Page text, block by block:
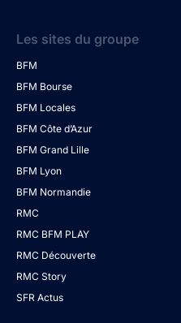
Les sites du groupe
BFM
BFM Bourse
BFM Locales
BFM Côte d’Azur
BFM Grand Lille
BFM Lyon
BFM Normandie
RMC
RMC BFM PLAY
RMC Découverte
RMC Story
SFR Actus